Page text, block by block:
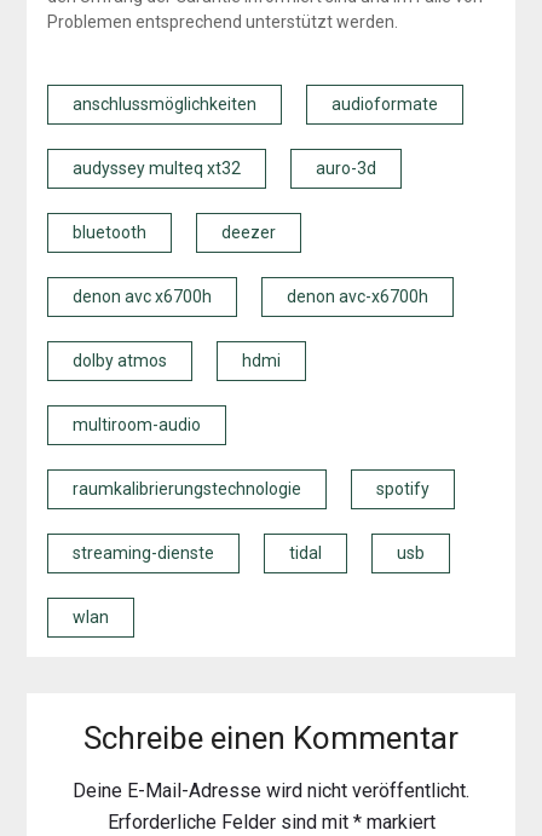
Problemen entsprechend unterstützt werden.
anschlussmöglichkeiten audioformate
audyssey multeq xt32 auro-3d
bluetooth deezer
denon avc x6700h denon avc-x6700h
dolby atmos hdmi
multiroom-audio
raumkalibrierungstechnologie spotify
streaming-dienste tidal usb
wlan
Schreibe einen Kommentar
Deine E-Mail-Adresse wird nicht veröffentlicht.
Erforderliche Felder sind mit *markiert